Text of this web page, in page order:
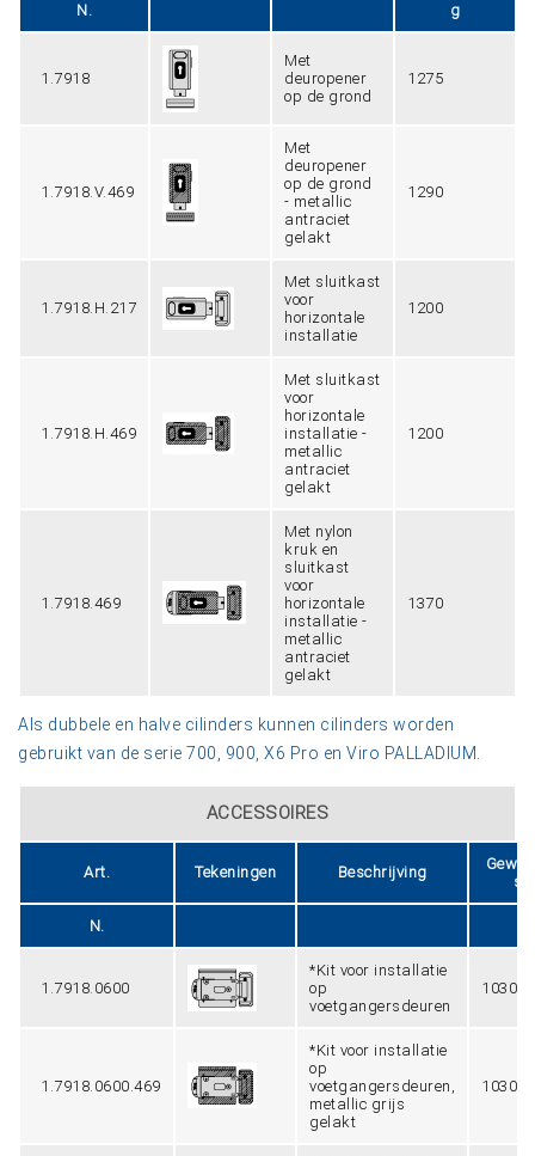
N. g
1.7918
Met
deuropener
op de grond
1275
1.7918.V.469
Met
deuropener
op de grond
- metallic
antraciet
gelakt
1290
1.7918.H.217
Met sluitkast
voor
horizontale
installatie
1200
1.7918.H.469
Met sluitkast
voor
horizontale
installatie -
metallic
antraciet
gelakt
1200
1.7918.469
Met nylon
kruk en
sluitkast
voor
horizontale
installatie -
metallic
antraciet
gelakt
1370
Als dubbele en halve cilinders kunnen cilinders worden
gebruikt van de serie 700, 900, X6 Pro en Viro PALLADIUM
ACCESSOIRES
Art. Tekeningen Beschrijving
N.
1.7918.0600
*Kit voor installatie
op
voetgangersdeuren
1030
1.7918.0600.469
*Kit voor installatie
op
voetgangersdeuren,
metallic grijs
gelakt
1030